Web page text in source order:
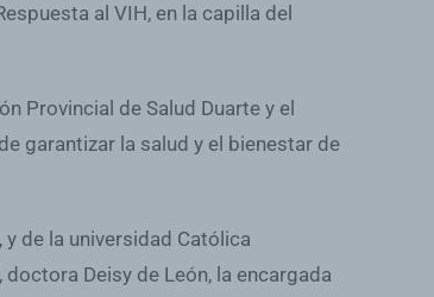
al VIH, en la capilla del
Provincial de Salud Duarte y el
garantizar la salud y el bienestar de
de la universidad Católica
Deisy de León, la encargada